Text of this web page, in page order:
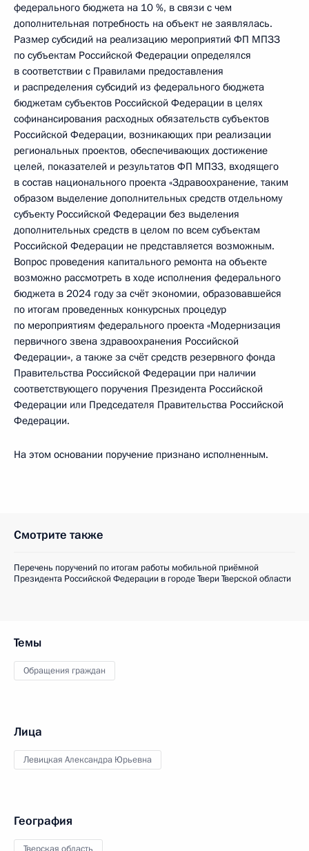
федерального бюджета на 10 %, в связи с чем
дополнительная потребность на объект не заявлялась.
Размер субсидий на реализацию мероприятий ФП МПЗЗ
по субъектам Российской Федерации определялся
в соответствии с Правилами предоставления
и распределения субсидий из федерального бюджета
бюджетам субъектов Российской Федерации в целях
софинансирования расходных обязательств субъектов
Российской Федерации, возникающих при реализации
региональных проектов, обеспечивающих достижение
целей, показателей и результатов ФП МПЗЗ, входящего
в состав национального проекта «Здравоохранение, таким
образом выделение дополнительных средств отдельному
субъекту Российской Федерации без выделения
дополнительных средств в целом по всем субъектам
Российской Федерации не представляется возможным.
Вопрос проведения капитального ремонта на объекте
возможно рассмотреть в ходе исполнения федерального
бюджета в 2024 году за счёт экономии, образовавшейся
по итогам проведенных конкурсных процедур
по мероприятиям федерального проекта «Модернизация
первичного звена здравоохранения Российской
Федерации», а также за счёт средств резервного фонда
Правительства Российской Федерации при наличии
соответствующего поручения Президента Российской
Федерации или Председателя Правительства Российской
Федерации.
На этом основании поручение признано исполненным.
Смотрите также
Перечень поручений по итогам работы мобильной приёмной
Президента Российской Федерации в городе Твери Тверской области
Темы
Обращения граждан
Лица
Левицкая Александра Юрьевна
География